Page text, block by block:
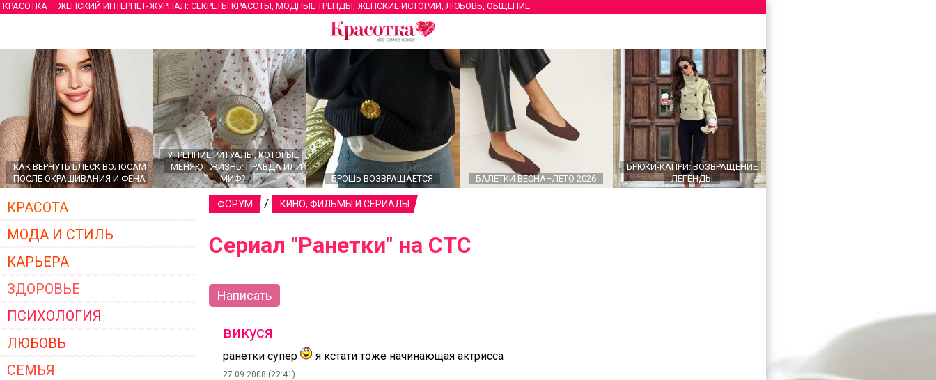
КРАСОТКА – ЖЕНСКИЙ ИНТЕРНЕТ-ЖУРНАЛ: СЕКРЕТЫ КРАСОТЫ, МОДНЫЕ ТРЕНДЫ, ЖЕНСКИЕ ИСТОРИИ, ЛЮБОВЬ, ОБЩЕНИЕ
КАК ВЕРНУТЬ БЛЕСК ВОЛОСАМ
ПОСЛЕ ОКРАШИВАНИЯ И ФЕНА
УТРЕННИЕ РИТУАЛЫ, КОТОРЫЕ
МЕНЯЮТ ЖИЗНЬ: ПРАВДА ИЛИ
МИФ?
БРОШЬ ВОЗВРАЩАЕТСЯ БАЛЕТКИ ВЕСНА–ЛЕТО 2026
БРЮКИ-КАПРИ: ВОЗВРАЩЕНИЕ
ЛЕГЕНДЫ
ГЛАВНЫЕ ТРЕНДЫ ВЕРХНЕЙ
ЖЕНСКОЙ ОДЕЖДЫ 2026
КРАСОТА
МОДА И СТИЛЬ
КАРЬЕРА
ЗДОРОВЬЕ
ПСИХОЛОГИЯ
ЛЮБОВЬ
СЕМЬЯ
ФОРУМ / КИНО, ФИЛЬМЫ И СЕРИАЛЫ
Сериал "Ранетки" на СТС
Написать
викуся
ранетки супер я кстати тоже начинающая актрисса
27.09.2008 (22:41)